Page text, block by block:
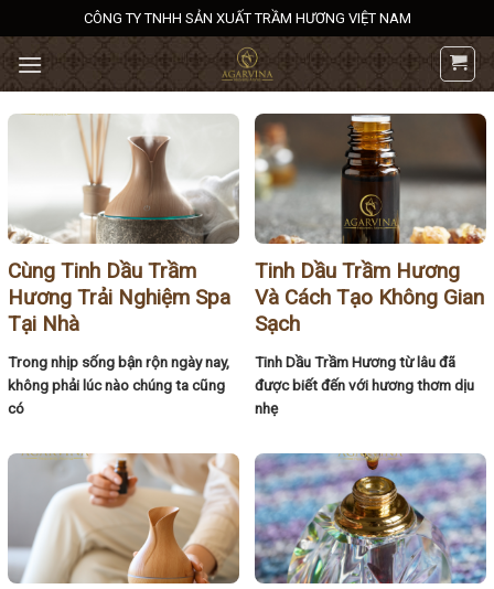
qua
nội
dung
CÔNG TY TNHH SẢN XUẤT TRẦM HƯƠNG VIỆT NAM
Cùng Tinh Dầu Trầm
Hương Trải Nghiệm Spa
Tại Nhà
Trong nhịp sống bận rộn ngày nay,
không phải lúc nào chúng ta cũng
có
Tinh Dầu Trầm Hương
Và Cách Tạo Không Gian
Sạch
Tinh Dầu Trầm Hương từ lâu đã
được biết đến với hương thơm dịu
nhẹ